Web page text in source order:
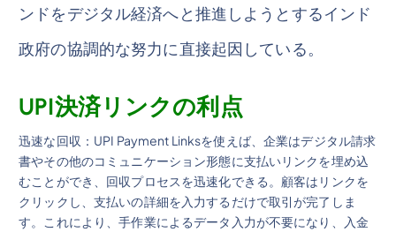
ンドをデジタル経済へと推進しようとするインド
政府の協調的な努力に直接起因している。
UPI決済リンクの利点
迅速な回収：UPI Payment Linksを使えば、企業はデジタル請求
書やその他のコミュニケーション形態に支払いリンクを埋め込
むことができ、回収プロセスを迅速化できる。顧客はリンクを
クリックし、支払いの詳細を入力するだけで取引が完了しま
す。これにより、手作業によるデータ入力が不要になり、入金